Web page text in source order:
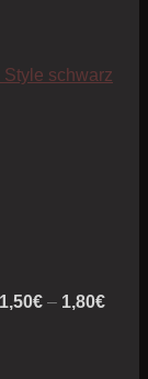
Style schwarz
1,50€ – 1,80€1,80€